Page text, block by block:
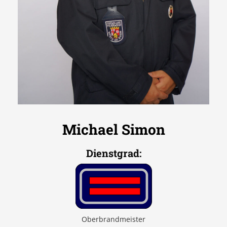
Michael Simon
Dienstgrad:
Oberbrandmeister